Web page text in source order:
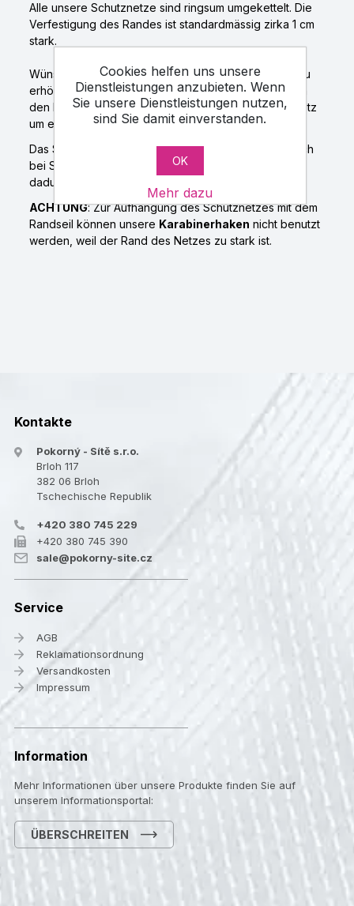
Cookies helfen uns unsere
Dienstleistungen anzubieten. Wenn
Sie unsere Dienstleistungen nutzen,
sind Sie damit einverstanden.
OK
Mehr dazu
Alle unsere Schutznetze sind ringsum umgekettelt. Die
Verfestigung des Randes ist standardmässig zirka 1 cm
stark.
Wünscht sich der Kunde die Festigkeit des Randes zu
erhöhen, ist es möglich, noch ein 6 mm starkes Seil in
den Rand einzunähen. Es handelt sich beim Schutznetz
um eine Extra-Verfestigung des Umfangs.
Das Seil am Umfang des Schutznetzes wird namentlich
bei Schutznetzen mit grossen Abmessungen und
dadurch auch von grossem Gewicht verwendet.
ACHTUNG: Zur Aufhängung des Schutznetzes mit dem
Randseil können unsere Karabinerhaken nicht benutzt
werden, weil der Rand des Netzes zu stark ist.
Kontakte
Pokorný - Sítě s.r.o.
Brloh 117
382 06 Brloh
Tschechische Republik
+420 380 745 229
+420 380 745 390
sale@pokorny-site.cz
Service
AGB
Reklamationsordnung
Versandkosten
Impressum
Information
Mehr Informationen über unsere Produkte finden Sie auf
unserem Informationsportal:
ÜBERSCHREITEN